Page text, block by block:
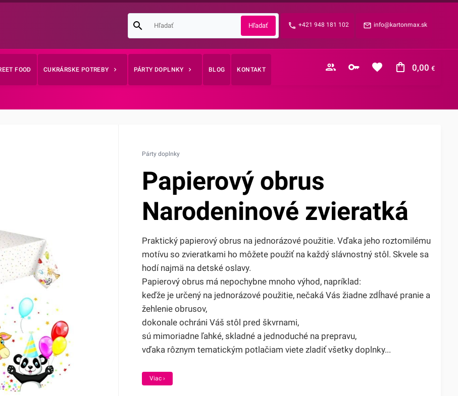
info@kartonmax.sk
+421 948 181 102
FOOD CUKRÁRSKE POTREBY PÁRTY DOPLNKY BLOG KONTAKT 0,00€
Zabudnuté heslo?
Párty doplnky
Papierový obrus
Narodeninové zvieratká
Praktický papierový obrus na jednorázové použitie. Vďaka jeho roztomilému
motívu so zvieratkami ho môžete použiť na každý slávnostný stôl. Skvele sa
hodí najmä na detské oslavy.
Papierový obrus má nepochybne mnoho výhod, napríklad:
keďže je určený na jednorázové použitie, nečaká Vás žiadne zdĺhavé pranie a
žehlenie obrusov,
dokonale ochráni Váš stôl pred škvrnami,
sú mimoriadne ľahké, skladné a jednoduché na prepravu,
vďaka rôznym tematickým potlačiam viete zladiť všetky doplnky...
Viac ›